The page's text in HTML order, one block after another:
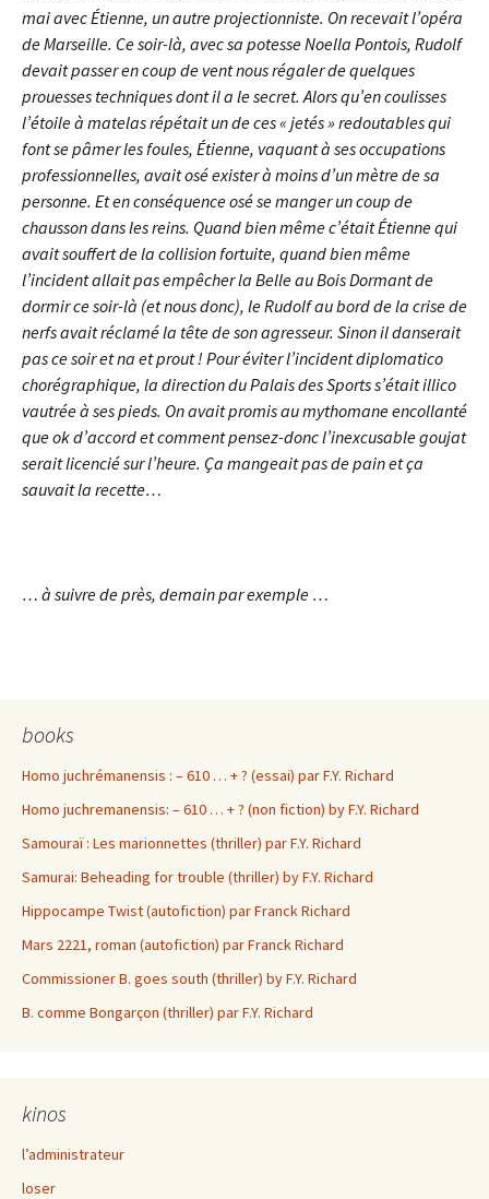
mai avec Étienne, un autre projectionniste. On recevait l’opéra
de Marseille. Ce soir-là, avec sa potesse Noella Pontois, Rudolf
devait passer en coup de vent nous régaler de quelques
prouesses techniques dont il a le secret. Alors qu’en coulisses
l’étoile à matelas répétait un de ces « jetés » redoutables qui
font se pâmer les foules, Étienne, vaquant à ses occupations
professionnelles, avait osé exister à moins d’un mètre de sa
personne. Et en conséquence osé se manger un coup de
chausson dans les reins. Quand bien même c’était Étienne qui
avait souffert de la collision fortuite, quand bien même
l’incident allait pas empêcher la Belle au Bois Dormant de
dormir ce soir-là (et nous donc), le Rudolf au bord de la crise de
nerfs avait réclamé la tête de son agresseur. Sinon il danserait
pas ce soir et na et prout ! Pour éviter l’incident diplomatico
chorégraphique, la direction du Palais des Sports s’était illico
vautrée à ses pieds. On avait promis au mythomane encollanté
que ok d’accord et comment pensez-donc l’inexcusable goujat
serait licencié sur l’heure. Ça mangeait pas de pain et ça
sauvait la recette…
… à suivre de près, demain par exemple …
books
Homo juchrémanensis : – 610 … + ? (essai) par F.Y. Richard
Homo juchremanensis: – 610 … + ? (non fiction) by F.Y. Richard
Samouraï : Les marionnettes (thriller) par F.Y. Richard
Samurai: Beheading for trouble (thriller) by F.Y. Richard
Hippocampe Twist (autofiction) par Franck Richard
Mars 2221, roman (autofiction) par Franck Richard
Commissioner B. goes south (thriller) by F.Y. Richard
B. comme Bongarçon (thriller) par F.Y. Richard
kinos
l’administrateur
loser